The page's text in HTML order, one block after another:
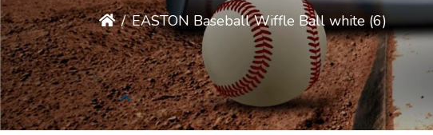
/ EASTON Baseball Wiffle Ball white (6)